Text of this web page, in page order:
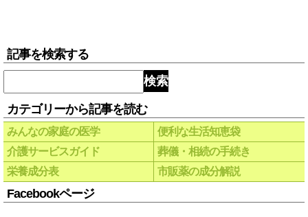
記事を検索する
検索
カテゴリーから記事を読む
みんなの家庭の医学
便利な生活知恵袋
介護サービスガイド
葬儀・相続の手続き
栄養成分表
市販薬の成分解説
Facebookページ